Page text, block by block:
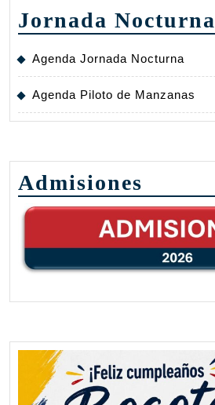
Jornada Nocturna
Agenda Jornada Nocturna
Agenda Piloto de Manzanas
Admisiones